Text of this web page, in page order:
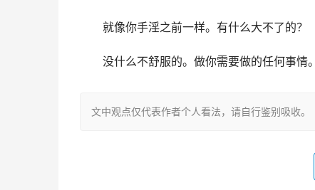
就像你手淫之前一样。有什么大不了的？
没什么不舒服的。做你需要做的任何事情。
文中观点仅代表作者个人看法，请自行鉴别吸收。